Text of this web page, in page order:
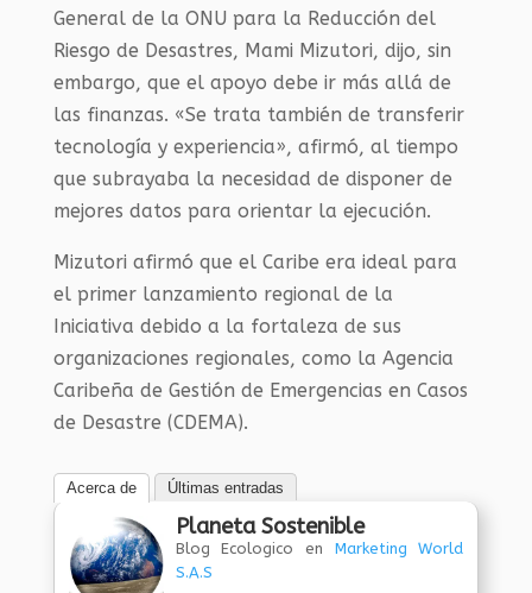
General de la ONU para la Reducción del
Riesgo de Desastres, Mami Mizutori, dijo, sin
embargo, que el apoyo debe ir más allá de
las finanzas. «Se trata también de transferir
tecnología y experiencia», afirmó, al tiempo
que subrayaba la necesidad de disponer de
mejores datos para orientar la ejecución.
Mizutori afirmó que el Caribe era ideal para
el primer lanzamiento regional de la
Iniciativa debido a la fortaleza de sus
organizaciones regionales, como la Agencia
Caribeña de Gestión de Emergencias en Casos
de Desastre (CDEMA).
Acerca de Últimas entradas
Planeta Sostenible
Blog Ecologico en Marketing World
S.A.S